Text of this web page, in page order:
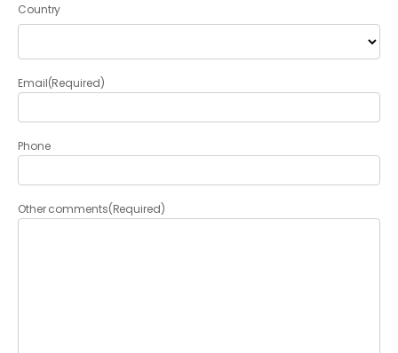
Country
Email(Required)
Phone
Other comments(Required)